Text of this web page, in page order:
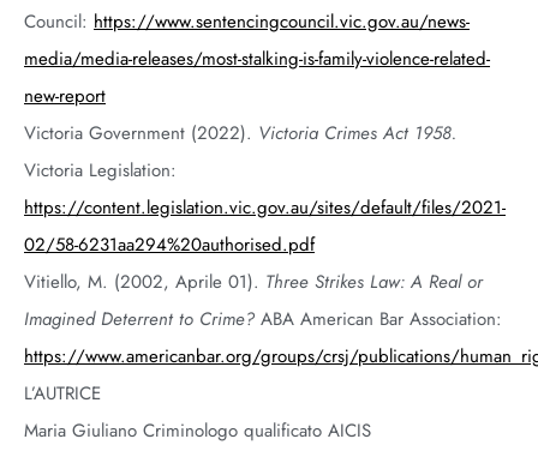
Council: https://www.sentencingcouncil.vic.gov.au/news-
media/media-releases/most-stalking-is-family-violence-related-
new-report
Victoria Government (2022). Victoria Crimes Act 1958.
Victoria Legislation:
https://content.legislation.vic.gov.au/sites/default/files/2021-
02/58-6231aa294%20authorised.pdf
Vitiello, M. (2002, Aprile 01). Three Strikes Law: A Real or
Imagined Deterrent to Crime? ABA American Bar Association:
https://www.americanbar.org/groups/crsj/publications/
L’AUTRICE
Maria Giuliano Criminologo qualificato AICIS